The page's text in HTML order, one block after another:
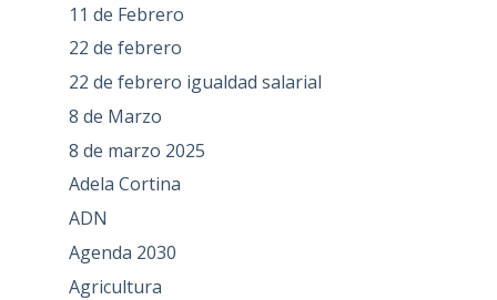
11 de Febrero
22 de febrero
22 de febrero igualdad salarial
8 de Marzo
8 de marzo 2025
Adela Cortina
ADN
Agenda 2030
Agricultura